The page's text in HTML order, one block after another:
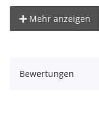
ideal für einen
Das Expan-
ermöglicht eine
Mehr anzeigen
Bewertungen